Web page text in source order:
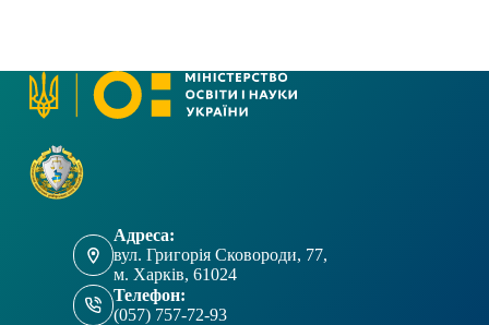
Адреса:
вул. Григорія Сковороди, 77,
м. Харків, 61024
Телефон:
(057) 757-72-93